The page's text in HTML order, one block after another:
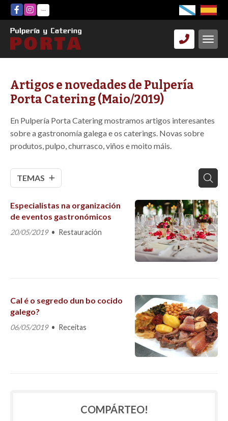
Artigos e novedades de Pulpería
Porta Catering (Maio/2019)
En Pulpería Porta Catering mostramos artigos interesantes
sobre a gastronomía galega e os caterings. Novas sobre
produtos, pulpo, churrasco, viños e moito máis.
TEMAS
Especialistas na organización
de eventos gastronómicos
20/05/2019 Restauración
Cal é o segredo dun bo cocido
galego?
06/05/2019 Receitas
COMPÁRTEO!